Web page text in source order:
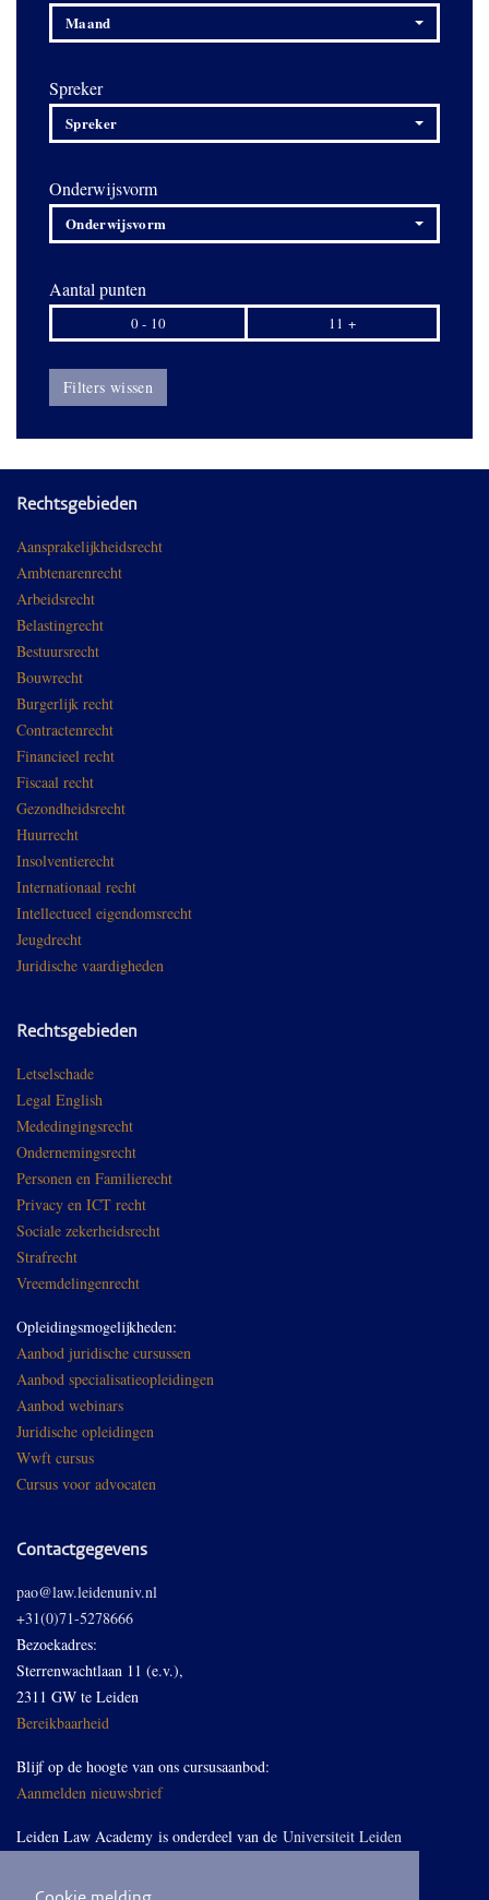
Maand
Spreker
Spreker
Onderwijsvorm
Onderwijsvorm
Aantal punten
0 - 10 11 +
Filters wissen
Rechtsgebieden
Aansprakelijkheidsrecht
Ambtenarenrecht
Arbeidsrecht
Belastingrecht
Bestuursrecht
Bouwrecht
Burgerlijk recht
Contractenrecht
Financieel recht
Fiscaal recht
Gezondheidsrecht
Huurrecht
Insolventierecht
Internationaal recht
Intellectueel eigendomsrecht
Jeugdrecht
Juridische vaardigheden
Rechtsgebieden
Letselschade
Legal English
Mededingingsrecht
Ondernemingsrecht
Personen en Familierecht
Privacy en ICT recht
Sociale zekerheidsrecht
Strafrecht
Vreemdelingenrecht
Opleidingsmogelijkheden:
Aanbod juridische cursussen
Aanbod specialisatieopleidingen
Aanbod webinars
Juridische opleidingen
Wwft cursus
Cursus voor advocaten
Contactgegevens
pao@law.leidenuniv.nl
+31(0)71-5278666
Bezoekadres:
Sterrenwachtlaan 11 (e.v.),
2311 GW te Leiden
Bereikbaarheid
Blijf op de hoogte van ons cursusaanbod:
Aanmelden nieuwsbrief
Leiden Law Academy is onderdeel van de Universiteit Leiden